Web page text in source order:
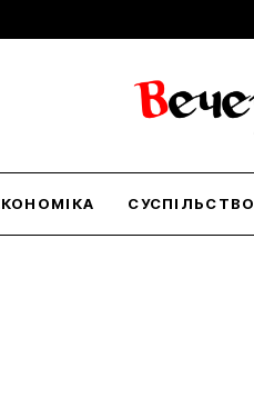
СУСПІЛЬСТВО